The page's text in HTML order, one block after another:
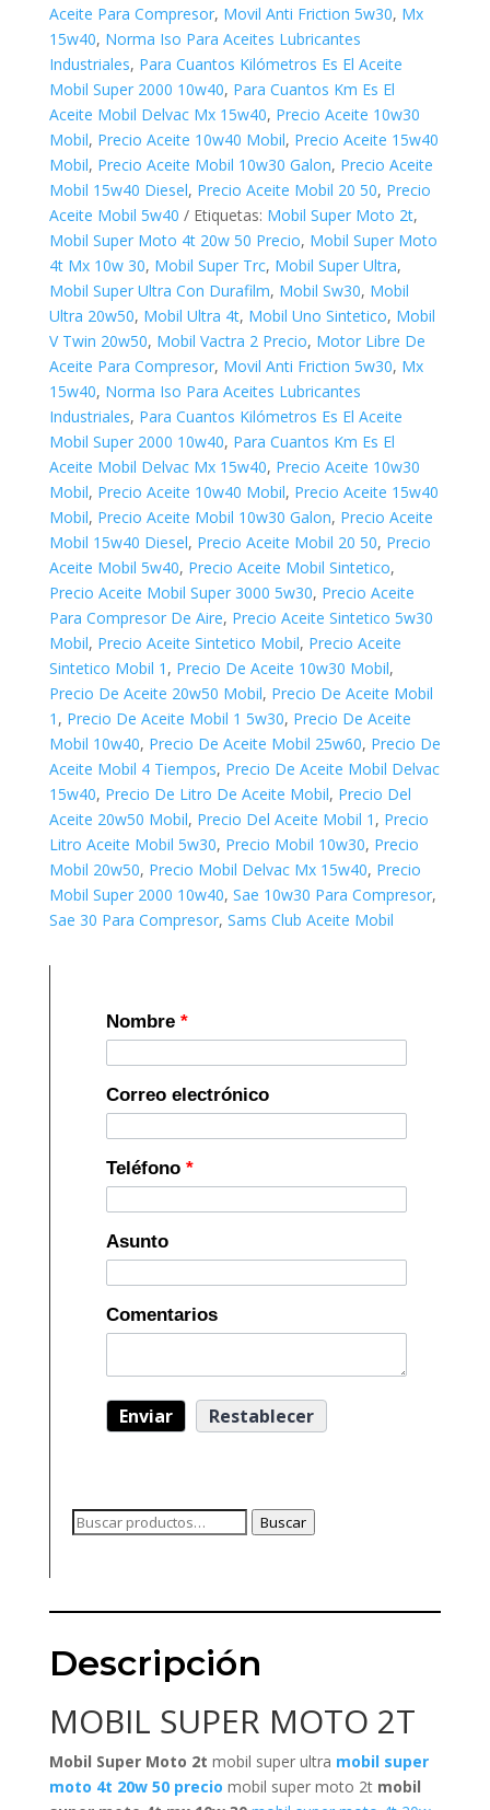
Aceite Para Compresor, Movil Anti Friction 5w30, Mx
15w40, Norma Iso Para Aceites Lubricantes
Industriales, Para Cuantos Kilómetros Es El Aceite
Mobil Super 2000 10w40, Para Cuantos Km Es El
Aceite Mobil Delvac Mx 15w40, Precio Aceite 10w30
Mobil, Precio Aceite 10w40 Mobil, Precio Aceite 15w40
Mobil, Precio Aceite Mobil 10w30 Galon, Precio Aceite
Mobil 15w40 Diesel, Precio Aceite Mobil 20 50, Precio
Aceite Mobil 5w40
Etiquetas: Mobil Super Moto 2t,
Mobil Super Moto 4t 20w 50 Precio, Mobil Super Moto
4t Mx 10w 30, Mobil Super Trc, Mobil Super Ultra,
Mobil Super Ultra Con Durafilm, Mobil Sw30, Mobil
Ultra 20w50, Mobil Ultra 4t, Mobil Uno Sintetico, Mobil
V Twin 20w50, Mobil Vactra 2 Precio, Motor Libre De
Aceite Para Compresor, Movil Anti Friction 5w30, Mx
15w40, Norma Iso Para Aceites Lubricantes
Industriales, Para Cuantos Kilómetros Es El Aceite
Mobil Super 2000 10w40, Para Cuantos Km Es El
Aceite Mobil Delvac Mx 15w40, Precio Aceite 10w30
Mobil, Precio Aceite 10w40 Mobil, Precio Aceite 15w40
Mobil, Precio Aceite Mobil 10w30 Galon, Precio Aceite
Mobil 15w40 Diesel, Precio Aceite Mobil 20 50, Precio
Aceite Mobil 5w40, Precio Aceite Mobil Sintetico,
Precio Aceite Mobil Super 3000 5w30, Precio Aceite
Para Compresor De Aire, Precio Aceite Sintetico 5w30
Mobil, Precio Aceite Sintetico Mobil, Precio Aceite
Sintetico Mobil 1 , Precio De Aceite 10w30 Mobil,
Precio De Aceite 20w50 Mobil, Precio De Aceite Mobil
1 , Precio De Aceite Mobil 1 5w30, Precio De Aceite
Mobil 10w40, Precio De Aceite Mobil 25w60, Precio De
Aceite Mobil 4 Tiempos, Precio De Aceite Mobil Delvac
15w40, Precio De Litro De Aceite Mobil, Precio Del
Aceite 20w50 Mobil, Precio Del Aceite Mobil 1 , Precio
Litro Aceite Mobil 5w30, Precio Mobil 10w30, Precio
Mobil 20w50, Precio Mobil Delvac Mx 15w40, Precio
Mobil Super 2000 10w40, Sae 10w30 Para Compresor,
Sae 30 Para Compresor, Sams Club Aceite Mobil
Nombre *
Correo electrónico
Teléfono *
Asunto
Comentarios
Buscar
Buscar
Descripción
MOBIL SUPER MOTO 2T
Mobil Super Moto 2t mobil super ultra mobil super
moto 4t 20w 50 precio mobil super moto 2t mobil